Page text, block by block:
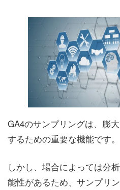
GA4のサンプリングは、膨
するための重要な機能です。
しかし、場合によっては分
能性があるため、サンプリ